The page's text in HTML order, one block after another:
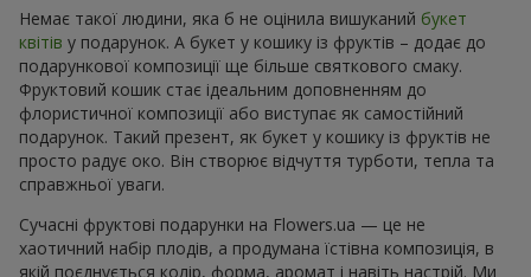
Немає такої людини, яка б не оцінила вишуканий букет
квітів у подарунок. А букет у кошику із фруктів – додає до
подарункової композиції ще більше святкового смаку.
Фруктовий кошик стає ідеальним доповненням до
флористичної композиції або виступає як самостійний
подарунок. Такий презент, як букет у кошику із фруктів не
просто радує око. Він створює відчуття турботи, тепла та
справжньої уваги.
Сучасні фруктові подарунки на Flowers.ua — це не
хаотичний набір плодів, а продумана їстівна композиція, в
якій поєднується колір, форма, аромат і навіть настрій. Ми